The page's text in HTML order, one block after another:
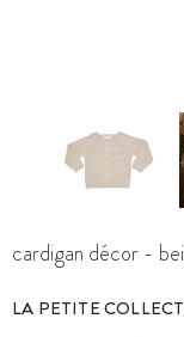
cardigan décor -
LA PETITE